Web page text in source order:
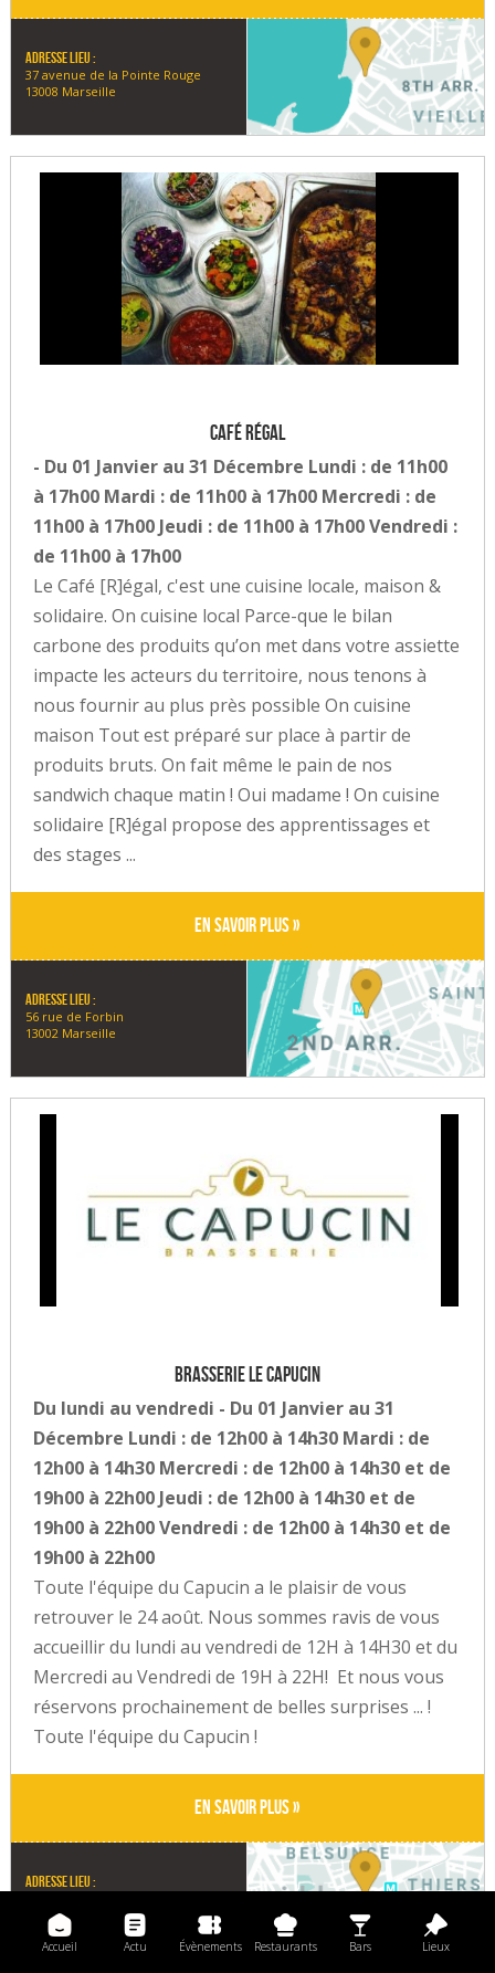
Adresse lieu :
37 avenue de la Pointe Rouge
13008 Marseille
Café Régal
- Du 01 Janvier au 31 Décembre Lundi : de 11h00
à 17h00 Mardi : de 11h00 à 17h00 Mercredi : de
11h00 à 17h00 Jeudi : de 11h00 à 17h00 Vendredi :
de 11h00 à 17h00
Le Café [R]égal, c'est une cuisine locale, maison &
solidaire. On cuisine local Parce-que le bilan
carbone des produits qu’on met dans votre assiette
impacte les acteurs du territoire, nous tenons à
nous fournir au plus près possible On cuisine
maison Tout est préparé sur place à partir de
produits bruts. On fait même le pain de nos
sandwich chaque matin ! Oui madame ! On cuisine
solidaire [R]égal propose des apprentissages et
des stages ...
En savoir plus »
Adresse lieu :
56 rue de Forbin
13002 Marseille
Brasserie le Capucin
Du lundi au vendredi - Du 01 Janvier au 31
Décembre Lundi : de 12h00 à 14h30 Mardi : de
12h00 à 14h30 Mercredi : de 12h00 à 14h30 et de
19h00 à 22h00 Jeudi : de 12h00 à 14h30 et de
19h00 à 22h00 Vendredi : de 12h00 à 14h30 et de
19h00 à 22h00
Toute l'équipe du Capucin a le plaisir de vous
retrouver le 24 août. Nous sommes ravis de vous
accueillir du lundi au vendredi de 12H à 14H30 et du
Mercredi au Vendredi de 19H à 22H! Et nous vous
réservons prochainement de belles surprises ... !
Toute l'équipe du Capucin !
En savoir plus »
Adresse lieu :
13001 Marseille
Accueil Actu Évènements Restaurants Bars Lieux